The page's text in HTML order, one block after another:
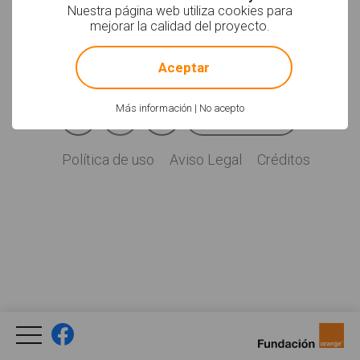
Soyvisual.org es un
Fundación Orange.
Social
FacebookYouTubeTwitter
Newsletter
Política de uso Aviso Legal Créditos
Nuestra página web utiliza cookies para
mejorar la calidad del proyecto.
Más información | No acepto
! Not valid!
Aceptar